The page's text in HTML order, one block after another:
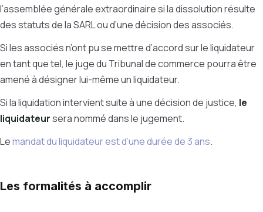
l’assemblée générale extraordinaire si la dissolution résulte
des statuts de la SARL ou d’une décision des associés.
Si les associés n’ont pu se mettre d’accord sur le liquidateur
en tant que tel, le juge du Tribunal de commerce pourra être
amené à désigner lui-même un liquidateur.
Si la liquidation intervient suite à une décision de justice, le
liquidateursera nommé dans le jugement.
Lemandat du liquidateur est d’une durée de 3 ans.
Les formalités à accomplir